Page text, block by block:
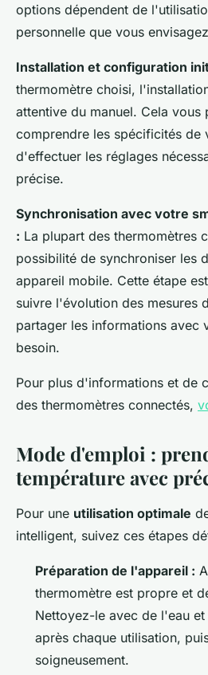
options dépendent de
personnelle que vous
Installation et configuration
thermomètre choisi,
attentive du manuel. Cela vous
comprendre les spécificités de
d'effectuer les réglages
précise.
Synchronisation avec votre
: La plupart des thermomètres
possibilité de synchroniser les
appareil mobile. Cette étape
suivre l'évolution des mesures
partager les informations avec
besoin.
Pour plus d'informations et de
des thermomètres connectés,
Mode d'emploi :
température avec
Pour une utilisation optimale
intelligent, suivez ces étapes
Préparation de l'appareil :
thermomètre est propre et
Nettoyez-le avec de l'eau
après chaque utilisation,
soigneusement.